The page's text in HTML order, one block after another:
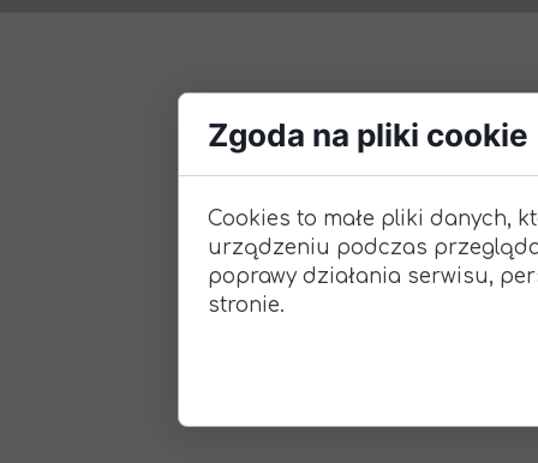
Zgoda na pliki cookie
Cookies to małe pliki danych,
urządzeniu podczas
poprawy działania serwisu,
stronie.